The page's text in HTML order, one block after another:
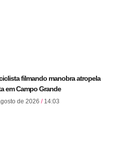
filmando manobra atropela
em Campo Grande
de 2026 14:03